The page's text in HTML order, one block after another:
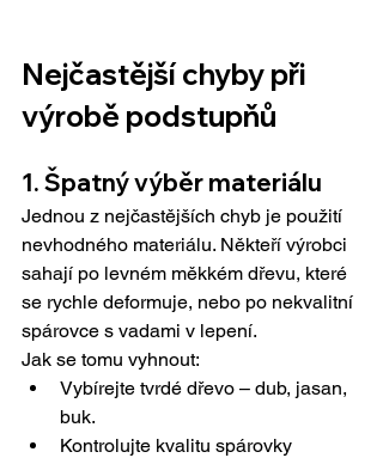
Nejčastější chyby při
výrobě podstupňů
1. Špatný výběr materiálu
Jednou z nejčastějších chyb je použití
nevhodného materiálu. Někteří výrobci
sahají po levném měkkém dřevu, které
se rychle deformuje, nebo po nekvalitní
spárovce s vadami v lepení.
Jak se tomu vyhnout:
Vybírejte tvrdé dřevo – dub, jasan,
buk.
Kontrolujte kvalitu spárovky